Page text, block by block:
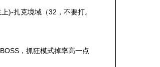
)-扎克境域（32，不要打。
，抓狂模式掉率高一点